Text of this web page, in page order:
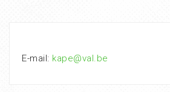
E-mail: kape@val.be